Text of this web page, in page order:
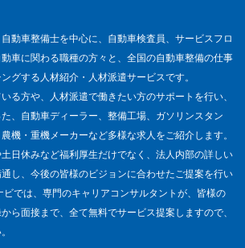
動車整備士を中心に、自動車検査員、サービスフロ
車に関わる職種の方々と、全国の自動車整備の仕事
グする人材紹介・人材派遣サービスです。
る方や、人材派遣で働きたい方のサポートを行い、
、自動車ディーラー、整備工場、ガソリンスタン
機・重機メーカーなど多様な求人をご紹介します。
日休みなど福利厚生だけでなく、法人内部の詳しい
し、今後の皆様のビジョンに合わせたご提案を行い
ビでは、専門のキャリアコンサルタントが、皆様の
ら面接まで、全て無料でサービス提案しますので、